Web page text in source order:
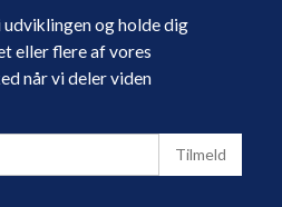
og holde dig
eller flere af vores
når vi deler viden